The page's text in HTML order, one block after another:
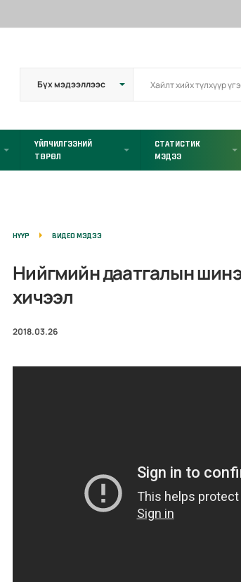
ҮЙЛЧИЛГЭЭНИЙ
ТӨРӨЛ
СТАТИСТИК
МЭДЭЭ
НҮҮР ВИДЕО МЭДЭЭ
Нийгмийн даатгалын
хичээл
2018.03.26